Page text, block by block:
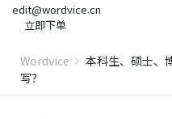
edit@wordvice.cn
立即下单
Wordvice
本科生、硕士、
写？